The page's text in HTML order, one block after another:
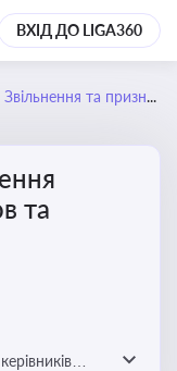
ВХІД ДО LIGA360
Звільнення та призначення керівників держустанов та компаній
та